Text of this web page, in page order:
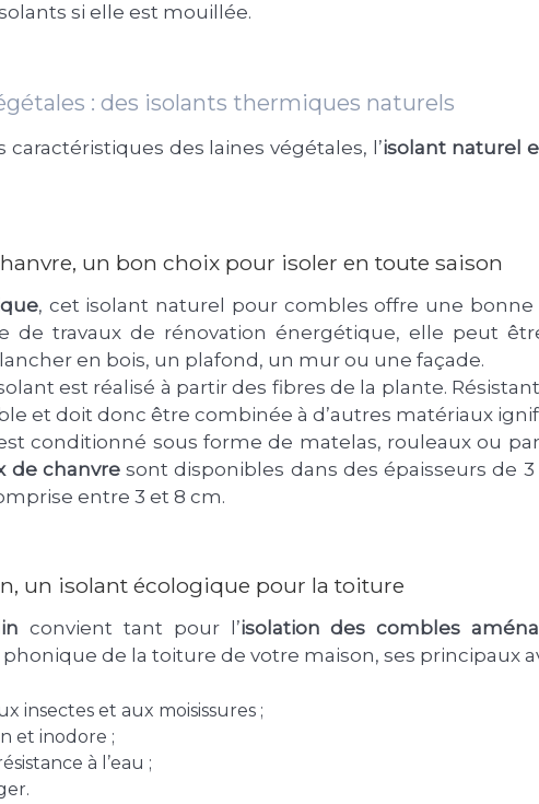
si elle est mouillée.
: des isolants thermiques naturels
caractéristiques des laines végétales, l’isolant naturel
un bon choix pour isoler en toute saison
, cet isolant naturel pour combles offre une bonne
de travaux de rénovation énergétique, elle peut
en bois, un plafond, un mur ou une façade.
est réalisé à partir des fibres de la plante.
et doit donc être combinée à d’autres matériaux
conditionné sous forme de matelas, rouleaux ou
de chanvresont disponibles dans des épaisseurs de 3
entre 3 et 8 cm.
un isolant écologique pour la toiture
convient tant pour l’isolation des combles
de la toiture de votre maison, ses principaux
insectes et aux moisissures ;
et inodore ;
à l’eau ;